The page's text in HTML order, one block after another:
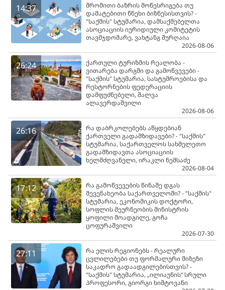
14:37
შრომითი ბაზრის მოწესრიგება თუ
დამატებითი წნეხი ბიზნესისთვის? -
"საქმის" სტუმარია, დამსაქმებელთა
ასოციაციის იურიდიული კომიტეტის
თავმჯდომარე, ვახტანგ შურღაია
2026-08-06
26:24
ქართული ტურიზმის რეალობა -
ვითარება დარგში და გამოწვევები -
"საქმის" სტუმარია, სასტუმროებისა და
რესტორნების ფედერაციის
დამფუძნებელი, შალვა
ალავერდაშვილი
2026-08-06
26:16
რა დაბრკოლებებს აწყდებიან
ქართველი გადამზიდავები? - "საქმის"
სტუმარია, საქართველოს სახმელეთო
გადამზიდავთა ასოციაციის
ხელმძღვანელი, ირაკლი ნემსაძე
2026-08-04
17:12
რა გამოწვევების წინაშე დგას
მევენახეობა საქართველოში? - "საქმის"
სტუმარია, ეკონომიკის დოქტორი,
სოფლის მეურნეობის მინისტრის
ყოფილი მოადგილე, გოჩა
ცოფურაშვილი
2026-07-30
27:11
რა ელის რეგიონებს - რეალური
ცვლილებები თუ ფორმალური მიზეზი
საკადრო გადაადგილებისთვის? -
"საქმის" სტუმარია, „ილიაუნის“ სრული
პროფესორი, გიორგი ხიშტოვანი